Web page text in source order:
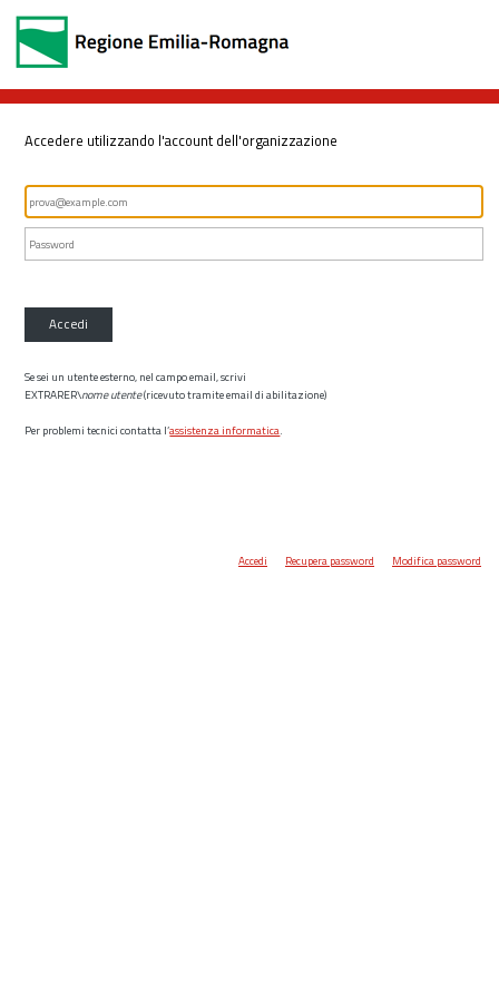
Accedere utilizzando l'account dell'organizzazione
Accedi
Se sei un utente esterno, nel campo email, scrivi
EXTRARER\nome utente(ricevuto tramite email di abilitazione)
Per problemi tecnici contatta l’assistenza informatica.
Accedi Recupera password Modifica password